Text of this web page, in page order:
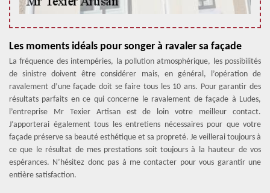
Les moments idéals pour songer à ravaler sa façade
La fréquence des intempéries, la pollution atmosphérique, les possibilités
de sinistre doivent être considérer mais, en général, l’opération de
ravalement d’une façade doit se faire tous les 10 ans. Pour garantir des
résultats parfaits en ce qui concerne le ravalement de façade à Ludes,
l’entreprise Mr Texier Artisan est de loin votre meilleur contact.
J’apporterai également tous les entretiens nécessaires pour que votre
façade préserve sa beauté esthétique et sa propreté. Je veillerai toujours à
ce que le résultat de mes prestations soit toujours à la hauteur de vos
espérances. N’hésitez donc pas à me contacter pour vous garantir une
entière satisfaction.